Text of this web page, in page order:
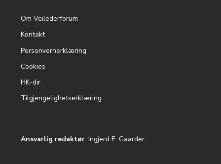
menu
Om Veilederforum
Kontakt
Personvernerklæring
Cookies
HK-dir
Tilgjengelighetserklæring
Ansvarlig redaktør: Ingjerd E. Gaarder